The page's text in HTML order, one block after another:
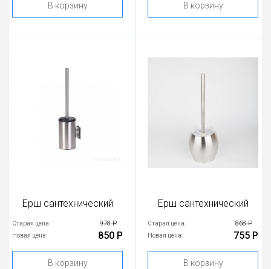
В корзину В корзину
Ерш сантехнический
Старая цена: 978 Р
Новая цена: 850 Р
В корзину
Ерш сантехнический
Старая цена: 868 Р
Новая цена: 755 Р
В корзину